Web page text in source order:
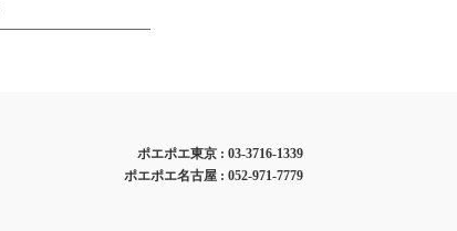
ポエポエ東京 :03-3716-1339
ポエポエ名古屋 :052-971-7779